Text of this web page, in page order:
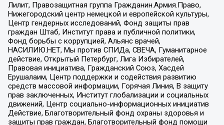
Лилит, Правозащитная группа Гражданин.Армия.Право,
Нижегородский центр немецкой и европейской культуры,
Центр гендерных исследований, Фонд защиты прав
граждан Штаб, Институт права и публичной политики,
Фонд борьбы с коррупцией, Альянс врачей,
НАСИЛИЮ.НЕТ, Мы против СПИДа, СВЕЧА, Гуманитарное
действие, Открытый Петербург, Лига Избирателей,
Правовая инициатива, Гражданский Союз, Хасдей
Ерушалаим, Центр поддержки и содействия развитию
средств массовой информации, Горячая Линия, В защиту
прав заключенных, Институт глобализации и социальных
движений, Центр социально-информационных инициатив
Действие, Благотворительный фонд охраны здоровья и
защиты прав граждан, Благотворительный фонд помощи